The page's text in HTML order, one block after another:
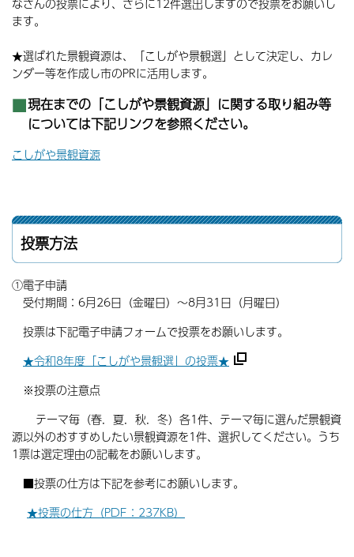
ます。
★選ばれた景観資源は、「こしがや景観選」として決定し、カレ
ンダー等を作成し市のPRに活用します。
現在までの「こしがや景観資源」に関する取り組み等
については下記リンクを参照ください。
こしがや景観資源
投票方法
①電子申請
受付期間：6月26日（金曜日）～8月31日（月曜日）
投票は下記電子申請フォームで投票をお願いします。
★令和8年度「こしがや景観選」の投票★
※投票の注意点
テーマ毎（春．夏．秋．冬）各1件、テーマ毎に選んだ景観資
源以外のおすすめしたい景観資源を1件、選択してください。うち
1票は選定理由の記載をお願いします。
■投票の仕方は下記を参考にお願いします。
★投票の仕方（PDF：237KB）